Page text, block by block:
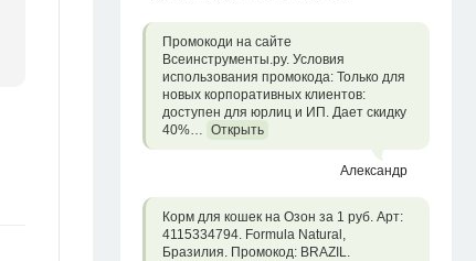
Промокоди на сайте
Всеинструменты.ру. Условия
использования промокода: Только для
новых корпоративных клиентов:
доступен для юрлиц и ИП. Дает скидку
40%… Открыть
Александр
Корм для кошек на Озон за 1 руб. Арт:
4115334794. Formula Natural,
Бразилия. Промокод: BRAZIL.